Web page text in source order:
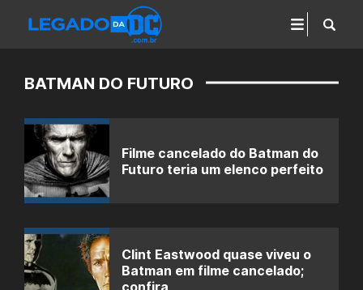
BATMAN DO FUTURO
Filme cancelado do Batman do
Futuro teria um elenco perfeito
Clint Eastwood quase viveu o
Batman em filme cancelado;
confira